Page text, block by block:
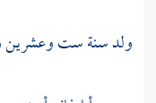
ولد سنة ست وعشرين